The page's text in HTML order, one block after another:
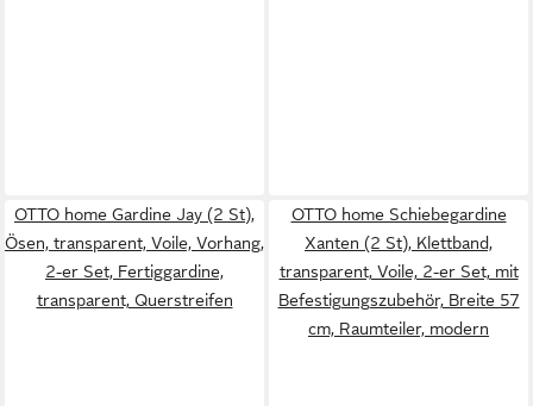
OTTO home Gardine Jay (2 St),
Ösen, transparent, Voile, Vorhang,
2-er Set, Fertiggardine,
transparent, Querstreifen
OTTO home Schiebegardine
Xanten (2 St), Klettband,
transparent, Voile, 2-er Set, mit
Befestigungszubehör, Breite 57
cm, Raumteiler, modern